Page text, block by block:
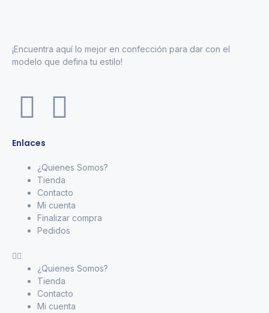
¡Encuentra aquí lo mejor en confección para dar con el
modelo que defina tu estilo!
Enlaces
¿Quienes Somos?
Tienda
Contacto
Mi cuenta
Finalizar compra
Pedidos
¿Quienes Somos?
Tienda
Contacto
Mi cuenta